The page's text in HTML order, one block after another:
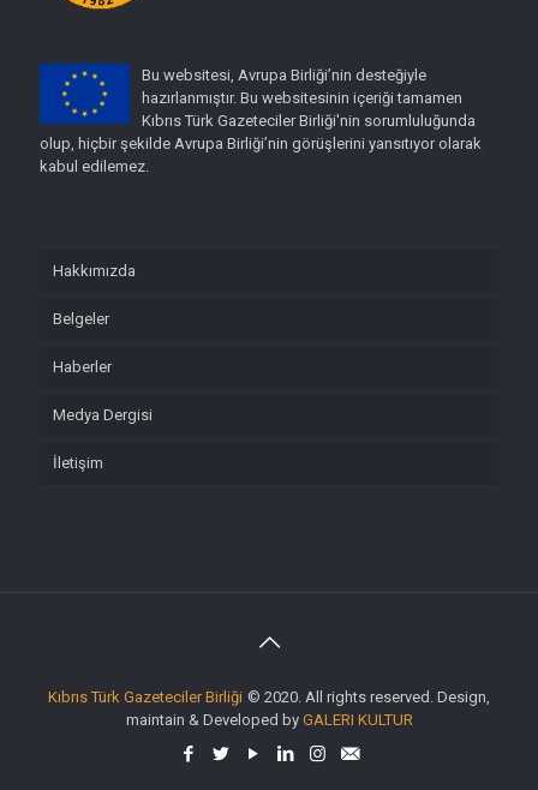
Bu websitesi, Avrupa Birliği’nin desteğiyle
hazırlanmıştır. Bu websitesinin içeriği tamamen
Kıbrıs Türk Gazeteciler Birliği'nin sorumluluğunda
olup, hiçbir şekilde Avrupa Birliği’nin görüşlerini yansıtıyor olarak
kabul edilemez.
Hakkımızda
Belgeler
Haberler
Medya Dergisi
İletişim
Kıbrıs Türk Gazeteciler Birliği © 2020. All rights reserved. Design,
maintain & Developed by GALERI KULTUR